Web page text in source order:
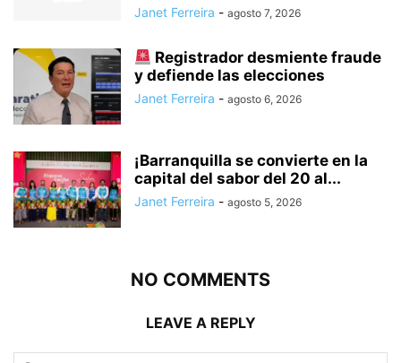
Janet Ferreira - agosto 7, 2026
Registrador desmiente fraude
y defiende las elecciones
Janet Ferreira - agosto 6, 2026
¡Barranquilla se convierte en la
capital del sabor del 20 al...
Janet Ferreira - agosto 5, 2026
NO COMMENTS
LEAVE A REPLY